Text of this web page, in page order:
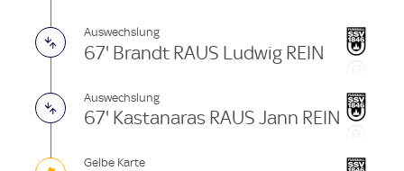
Auswechslung
67' Brandt RAUS Ludwig REIN
Auswechslung
67' Kastanaras RAUS Jann REIN
Gelbe Karte